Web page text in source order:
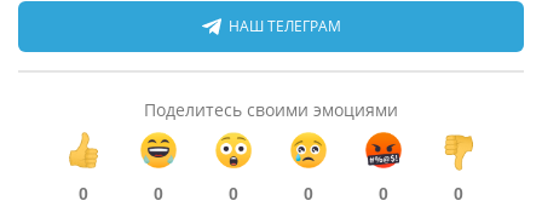
НАШ ТЕЛЕГРАМ
Поделитесь своими эмоциями
0 0 0 0 0 0